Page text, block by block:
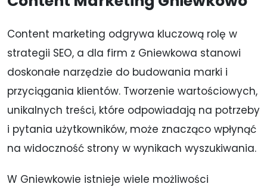
Content marketing odgrywa kluczową rolę w
strategii SEO, a dla firm z Gniewkowa stanowi
doskonałe narzędzie do budowania marki i
przyciągania klientów. Tworzenie wartościowych,
unikalnych treści, które odpowiadają na potrzeby
i pytania użytkowników, może znacząco wpłynąć
na widoczność strony w wynikach wyszukiwania.
W Gniewkowie istnieje wiele możliwości